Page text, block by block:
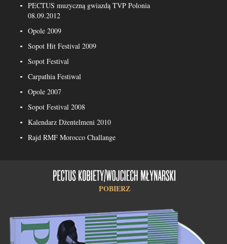
PECTUS muzyczną gwiazdą TVP Polonia
08.09.2012
Opole 2009
Sopot Hit Festival 2009
Sopot Festival
Carpathia Festiwal
Opole 2007
Sopot Festival 2008
Kalendarz Dżentelmeni 2010
Rajd RMF Morocco Challange
POBIERZ